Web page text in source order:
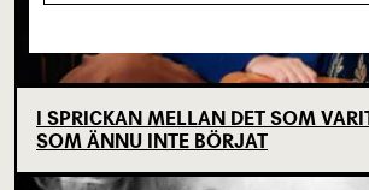
I SPRICKAN MELLAN DET SOM
SOM ÄNNU INTE BÖRJAT